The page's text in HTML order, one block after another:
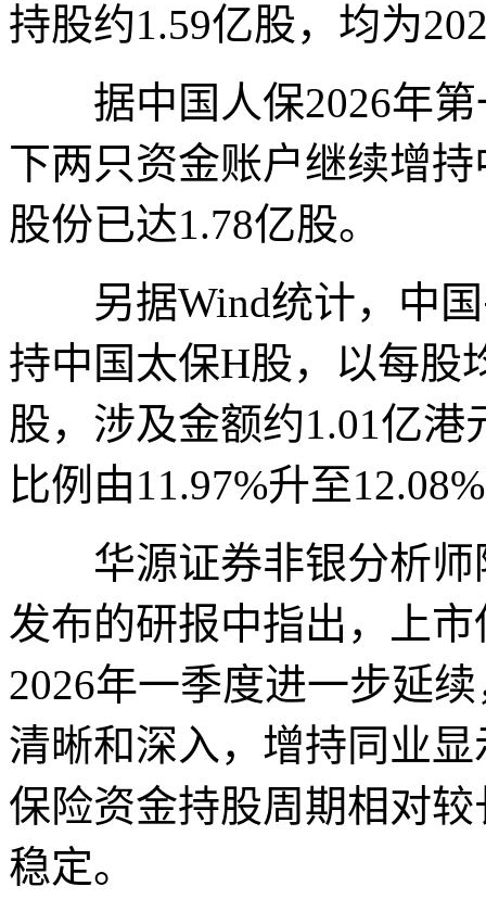
持股约1.59亿股，均为
据中国人保2026年第
下两只资金账户继续增
股份已达1.78亿股。
另据Wind统计，中国
持中国太保H股，以每股
股，涉及金额约1.01亿
比例由11.97%升至
华源证券非银分析师
发布的研报中指出，上
2026年一季度进一步延
清晰和深入，增持同业
保险资金持股周期相对
稳定。